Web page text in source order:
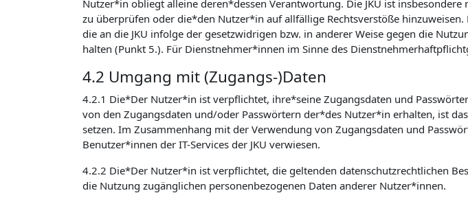
Nutzer*in obliegt alleine deren*dessen Verantwortung. Die JKU ist
zu überprüfen oder die*den Nutzer*in auf allfällige Rechtsverstöße
die an die JKU infolge der gesetzwidrigen bzw. in anderer Weise gegen die
halten (Punkt 5.). Für Dienstnehmer*innen im Sinne des
4.2 Umgang mit (Zugangs-)Daten
4.2.1 Die*Der Nutzer*in ist verpflichtet, ihre*seine Zugangsdaten und
von den Zugangsdaten und/oder Passwörtern der*des Nutzer*in erhalten, ist
setzen. Im Zusammenhang mit der Verwendung von Zugangsdaten und
Benutzer*innen der IT-Services der JKU verwiesen.
4.2.2 Die*Der Nutzer*in ist verpflichtet, die geltenden datenschutzrechtlichen
die Nutzung zugänglichen personenbezogenen Daten anderer Nutzer*innen.